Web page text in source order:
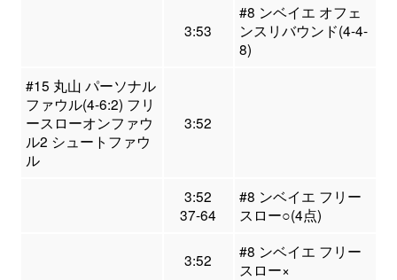
3:53
#8 ンベイエ オフェ
ンスリバウンド(4-4-
8)
#15 丸山 パーソナル
ファウル(4-6:2) フリ
ースローオンファウ
ル2 シュートファウ
ル
3:52
3:52
37-64
#8 ンベイエ フリー
スロー○(4点)
3:52
#8 ンベイエ フリー
スロー×